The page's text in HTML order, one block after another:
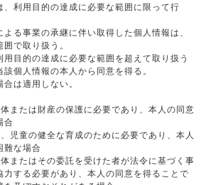
、利用目的の達成に必要な範囲に限って行
る事業の承継に伴い取得した個人情報は、
で取り扱う。
目的の達成に必要な範囲を超えて取り扱う
個人情報の本人から同意を得る。
は適用しない。
体または財産の保護に必要であり、本人の同意
合
児童の健全な育成のために必要であり、本人
難な場合
体またはその委託を受けた者が法令に基づく事
力する必要があり、本人の同意を得ることで